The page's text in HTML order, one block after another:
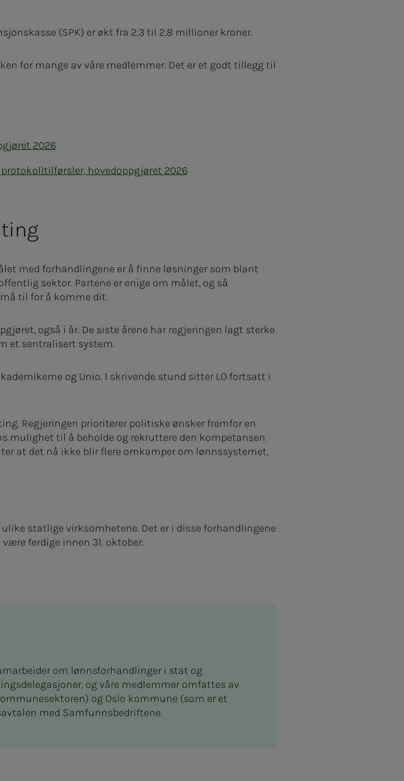
(SPK) er økt fra 2,3 til 2,8 millioner kroner.
for mange av våre medlemmer. Det er et godt tillegg til
2026
hovedoppgjøret 2026
med forhandlingene er å finne løsninger som blant
sektor. Partene er enige om målet, og så
til for å komme dit.
også i år. De siste årene har regjeringen lagt sterke
et sentralisert system.
og Unio. I skrivende stund sitter LO fortsatt i
Regjeringen prioriterer politiske ønsker fremfor en
mulighet til å beholde og rekruttere den kompetansen
at det nå ikke blir flere omkamper om lønnssystemet,
statlige virksomhetene. Det er i disse forhandlingene
ferdige innen 31. oktober.
om lønnsforhandlinger i stat og
og våre medlemmer omfattes av
og Oslo kommune (som er et
med Samfunnsbedriftene.